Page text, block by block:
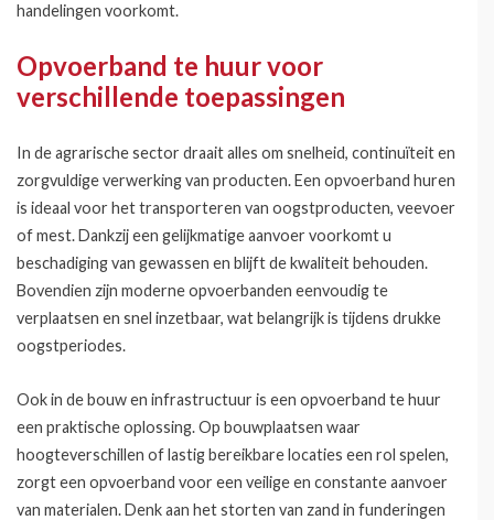
handelingen voorkomt.
Opvoerband te huur voor
verschillende toepassingen
In de agrarische sector draait alles om snelheid, continuïteit en
zorgvuldige verwerking van producten. Een opvoerband huren
is ideaal voor het transporteren van oogstproducten, veevoer
of mest. Dankzij een gelijkmatige aanvoer voorkomt u
beschadiging van gewassen en blijft de kwaliteit behouden.
Bovendien zijn moderne opvoerbanden eenvoudig te
verplaatsen en snel inzetbaar, wat belangrijk is tijdens drukke
oogstperiodes.
Ook in de bouw en infrastructuur is een opvoerband te huur
een praktische oplossing. Op bouwplaatsen waar
hoogteverschillen of lastig bereikbare locaties een rol spelen,
zorgt een opvoerband voor een veilige en constante aanvoer
van materialen. Denk aan het storten van zand in funderingen